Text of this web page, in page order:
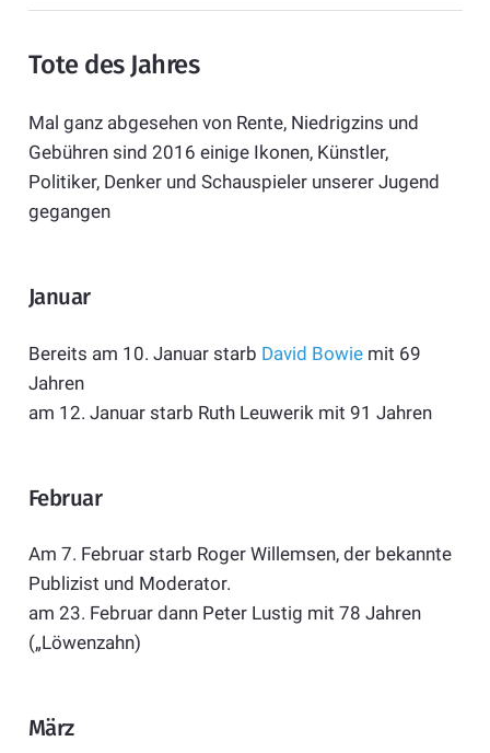
Tote des Jahres
Mal ganz abgesehen von Rente, Niedrigzins und
Gebühren sind 2016 einige Ikonen, Künstler,
Politiker, Denker und Schauspieler unserer Jugend
gegangen
Januar
Bereits am 10. Januar starb David Bowiemit 69
Jahren
am 12. Januar starb Ruth Leuwerik mit 91 Jahren
Februar
Am 7. Februar starb Roger Willemsen, der bekannte
Publizist und Moderator.
am 23. Februar dann Peter Lustig mit 78 Jahren
(„Löwenzahn)
März